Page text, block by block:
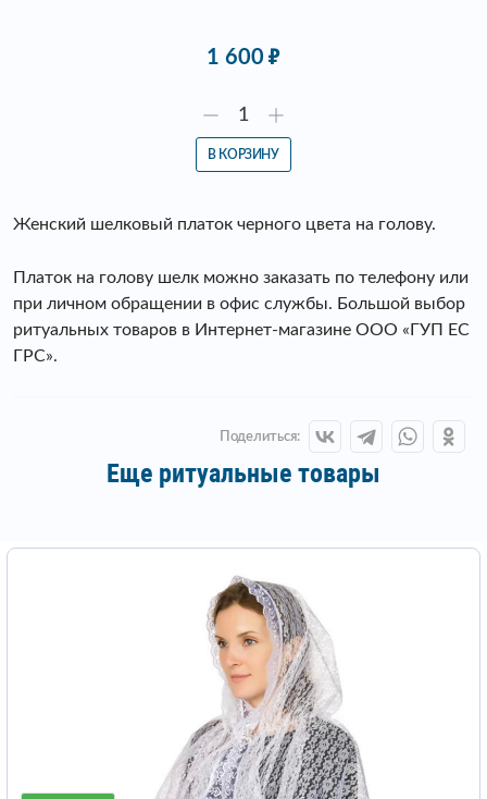
1 600
В КОРЗИНУ
Женский шелковый платок черного цвета на голову.
Платок на голову шелк можно заказать по телефону или
при личном обращении в офис службы. Большой выбор
ритуальных товаров в Интернет-магазине ООО «ГУП ЕС
ГРС».
Поделиться:
Еще ритуальные товары